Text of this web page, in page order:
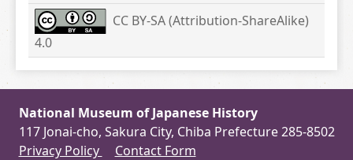
CC BY-SA (Attribution-ShareAlike)
4.0
National Museum of Japanese History
117 Jonai-cho, Sakura City, Chiba Prefecture 285-8502
Privacy Policy
Contact Form